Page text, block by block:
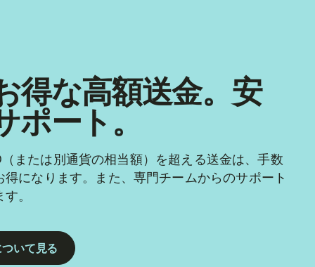
得な高額送金。安
ポート。
または別通貨の相当額）を超える送金は、手数
得になります。また、専門チームからのサポート
。
いて見る